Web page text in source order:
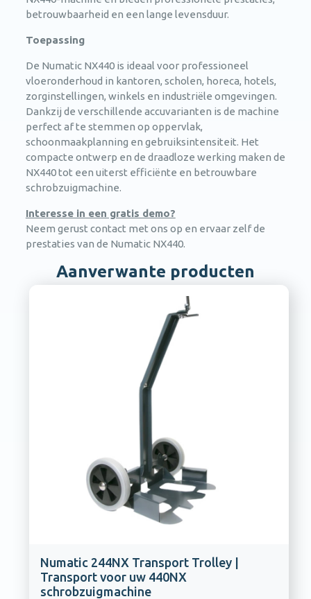
betrouwbaarheid en een lange levensduur.
Toepassing
De Numatic NX440 is ideaal voor professioneel
vloeronderhoud in kantoren, scholen, horeca, hotels,
zorginstellingen, winkels en industriële omgevingen.
Dankzij de verschillende accuvarianten is de machine
perfect af te stemmen op oppervlak,
schoonmaakplanning en gebruiksintensiteit. Het
compacte ontwerp en de draadloze werking maken de
NX440 tot een uiterst efficiënte en betrouwbare
schrobzuigmachine.
Interesse in een gratis demo?
Neem gerust contact met ons op en ervaar zelf de
prestaties van de Numatic NX440.
Aanverwante producten
Numatic 244NX Transport Trolley |
Transport voor uw 440NX
schrobzuigmachine